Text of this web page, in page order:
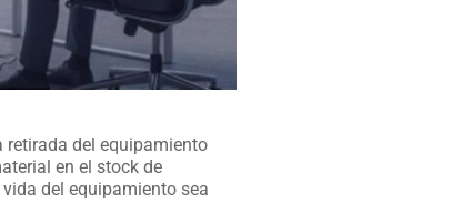
retirada del equipamiento
en el stock de
del equipamiento sea